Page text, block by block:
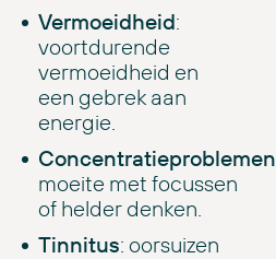
Vermoeidheid:
voortdurende
vermoeidheid en
een gebrek aan
energie.
Concentratieproblemen
moeite met focussen
of helder denken.
Tinnitus: oorsuizen